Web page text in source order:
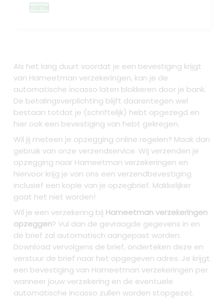
name
Als het lang duurt voordat je een bevestiging krijgt
van Hameetman verzekeringen, kan je de
automatische incasso laten blokkeren door je bank.
De betalingsverplichting blijft daarentegen wel
bestaan totdat je (schriftelijk) hebt opgezegd en
hier ook een bevestiging van hebt gekregen.
Wil jij meteen je opzegging online regelen? Maak dan
gebruik van onze verzendservice. Wij verzenden je
opzegging naar Hameetman verzekeringen en
hiervoor krijg je van ons een verzendbevestiging
inclusief een kopie van je opzegbrief. Makkelijker
gaat het niet worden!
Wil je een verzekering bij Hameetman verzekeringen
opzeggen? Vul dan de gevraagde gegevens in en
de brief zal automatisch aangepast worden.
Download vervolgens de brief, onderteken deze en
verstuur de brief naar het opgegeven adres. Je krijgt
een bevestiging van Hameetman verzekeringen per
wanneer jouw verzekering en de eventuele
automatische incasso zullen worden stopgezet.